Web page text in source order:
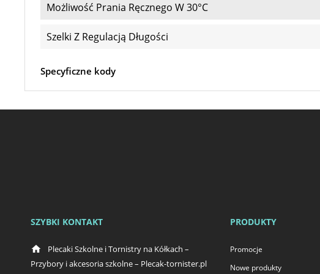
Możliwość Prania Ręcznego W 30°C
Szelki Z Regulacją Długości
Specyficzne kody
SZYBKI KONTAKT
home
Plecaki Szkolne i Tornistry na Kółkach –
Przybory i akcesoria szkolne – Plecak-tornister.pl
PRODUKTY
Promocje
Nowe produkty